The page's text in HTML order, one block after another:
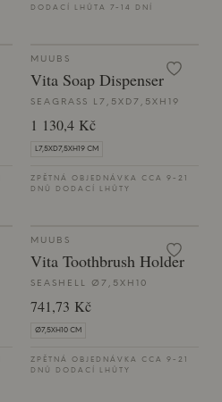
DODACÍ LHŮTA 7-14 DNÍ
MUUBS
Vita Soap Dispenser
SEAGRASS L7,5XD7,5XH19
1 130,4 Kč
L7,5XD7,5XH19 CM
ZPĚTNÁ OBJEDNÁVKA CCA 9-21
DNŮ DODACÍ LHŮTY
MUUBS
Vita Toothbrush Holder
SEASHELL Ø7,5XH10
741,73 Kč
Ø7,5XH10 CM
ZPĚTNÁ OBJEDNÁVKA CCA 9-21
DNŮ DODACÍ LHŮTY